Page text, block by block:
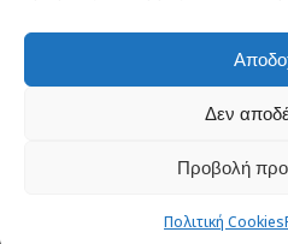
Δεν
Προβολή
Πολιτική Cookies
μας!